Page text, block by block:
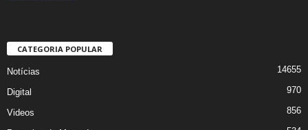
CATEGORIA POPULAR
Notícias 14655
Digital 970
Videos 856